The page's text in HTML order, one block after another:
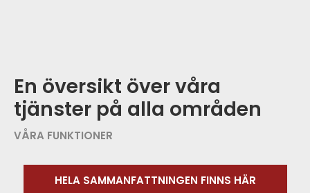
En översikt över våra
tjänster på alla områden
VÅRA FUNKTIONER
HELA SAMMANFATTNINGEN FINNS HÄR